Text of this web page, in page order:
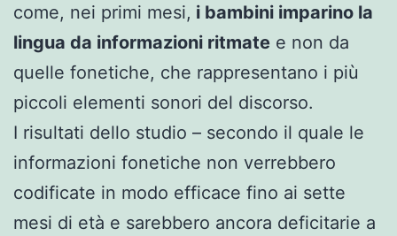
come, nei primi mesi, i bambini imparino la
lingua da informazioni ritmate e non da
quelle fonetiche, che rappresentano i più
piccoli elementi sonori del discorso.
I risultati dello studio – secondo il quale le
informazioni fonetiche non verrebbero
codificate in modo efficace fino ai sette
mesi di età e sarebbero ancora deficitarie a